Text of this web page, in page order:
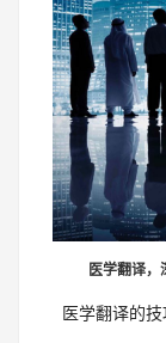
医学翻译，
医学翻译的